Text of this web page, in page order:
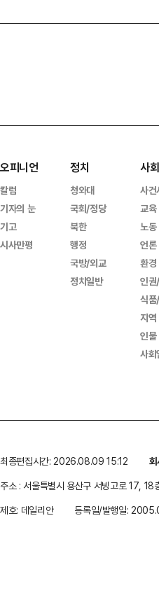
오피니언
칼럼
기자의 눈
기고
시사만평
정치
청와대
국회/정당
북한
행정
국방/외교
정치일반
사회
사건
교육
노동
언론
환경
인
식
지역
인물
사회
최종편집시간: 2026.08.09 15:12
주소 : 서울특별시 용산구 서빙고로 17, 18
제호: 데일리안
등록일/발행일: